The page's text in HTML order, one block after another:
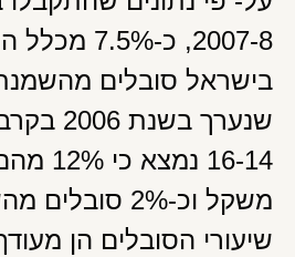
בישראל סובלים
שנערך
16-14
משקל וכ-2%
שיעורי הסובלים הן